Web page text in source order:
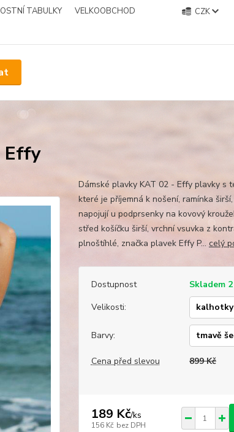
TABULKY
VELKOOBCHOD
CZK
Effy
Dámské plavky KAT 02 - Effy plavky s
které je příjemná k nošení, ramínka
napojují u podprsenky na kovový
střed košíčku širší, vrchní vsuvka z
plnoštíhlé, značka plavek Effy P... celý
Dostupnost
Skladem
Velikosti:
Barvy:
Cena před slevou 899 Kč
189 Kč/ks
156 Kč bez DPH